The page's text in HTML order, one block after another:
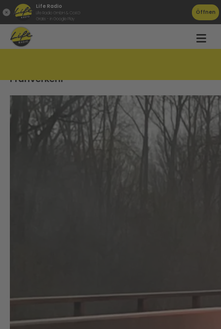
Life Radio
Life Radio GmbH & Co.KG
Gratis - in Google Play
Öffnen
Frühverkehr